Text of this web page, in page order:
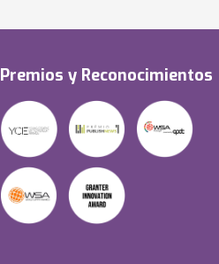
Premios y Reconocimientos